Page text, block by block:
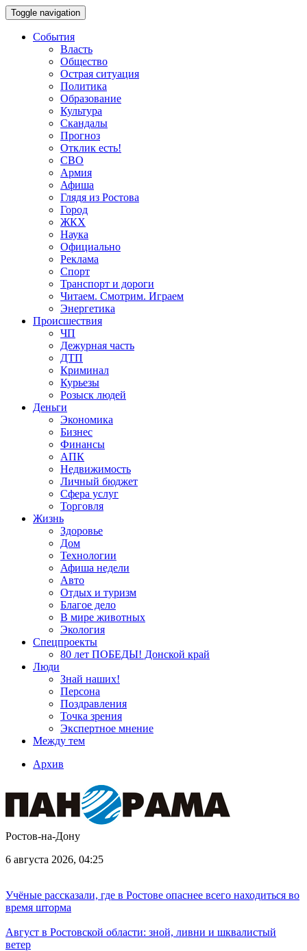
Toggle navigation
События
Власть
Общество
Острая ситуация
Политика
Образование
Культура
Скандалы
Прогноз
Отклик есть!
СВО
Армия
Афиша
Глядя из Ростова
Город
ЖКХ
Наука
Официально
Реклама
Спорт
Транспорт и дороги
Читаем. Смотрим. Играем
Энергетика
Происшествия
ЧП
Дежурная часть
ДТП
Криминал
Курьезы
Розыск людей
Деньги
Экономика
Бизнес
Финансы
АПК
Недвижимость
Личный бюджет
Сфера услуг
Торговля
Жизнь
Здоровье
Дом
Технологии
Афиша недели
Авто
Отдых и туризм
Благое дело
В мире животных
Экология
Спецпроекты
80 лет ПОБЕДЫ! Донской край
Люди
Знай наших!
Персона
Поздравления
Точка зрения
Экспертное мнение
Между тем
Архив
Ростов-на-Дону
6 августа 2026, 04:25
Учёные рассказали, где в Ростове опаснее всего находиться во
время шторма
Август в Ростовской области: зной, ливни и шквалистый
ветер